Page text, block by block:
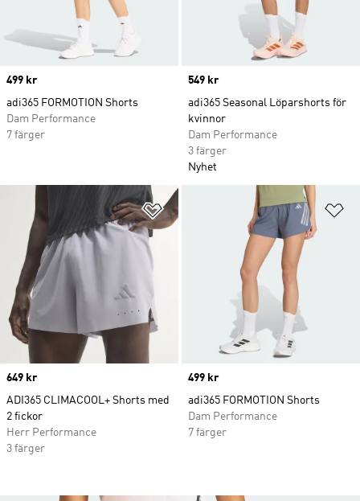
Price
499 kr
adi365 FORMOTION Shorts
Dam Performance
7 färger
Price
549 kr
adi365 Seasonal Löparshorts för
kvinnor
Dam Performance
3 färger
Nyhet
Lägg till på önskelistan
Price
649 kr
ADI365 CLIMACOOL+ Shorts med
2 fickor
Herr Performance
3 färger
Price
499 kr
adi365 FORMOTION Shorts
Dam Performance
7 färger